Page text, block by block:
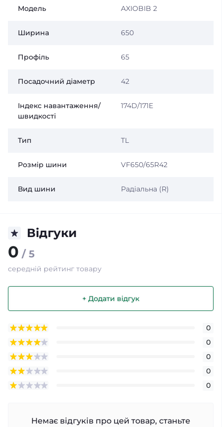
Модель AXIOBIB 2
Ширина 650
Профіль 65
Посадочний діаметр 42
Індекс навантаження/
швидкості
174D/171E
Тип TL
Розмір шини VF650/65R42
Вид шини Радіальна (R)
Відгуки
0 / 5
середній рейтинг товару
+ Додати відгук
0
0
0
0
0
Немає відгуків про цей товар, станьте